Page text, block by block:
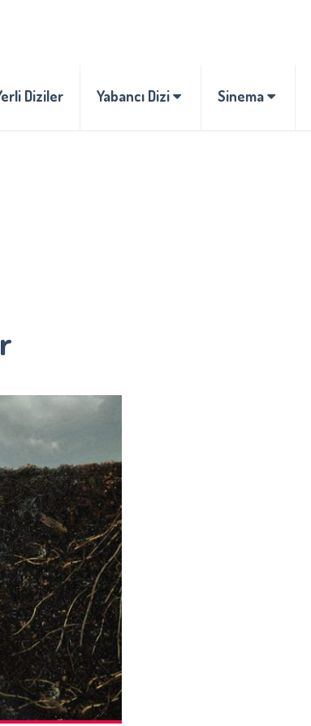
Diziler Yabancı Dizi Sinema